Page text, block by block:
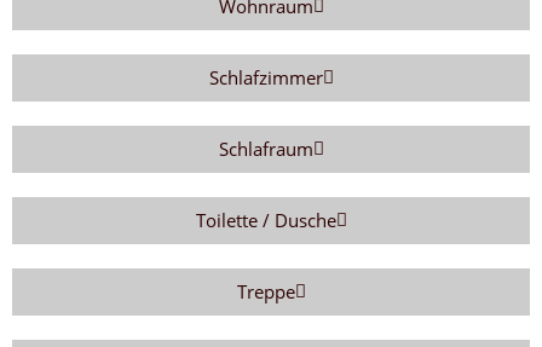
Wohnraum
Schlafzimmer
Schlafraum
Toilette / Dusche
Treppe